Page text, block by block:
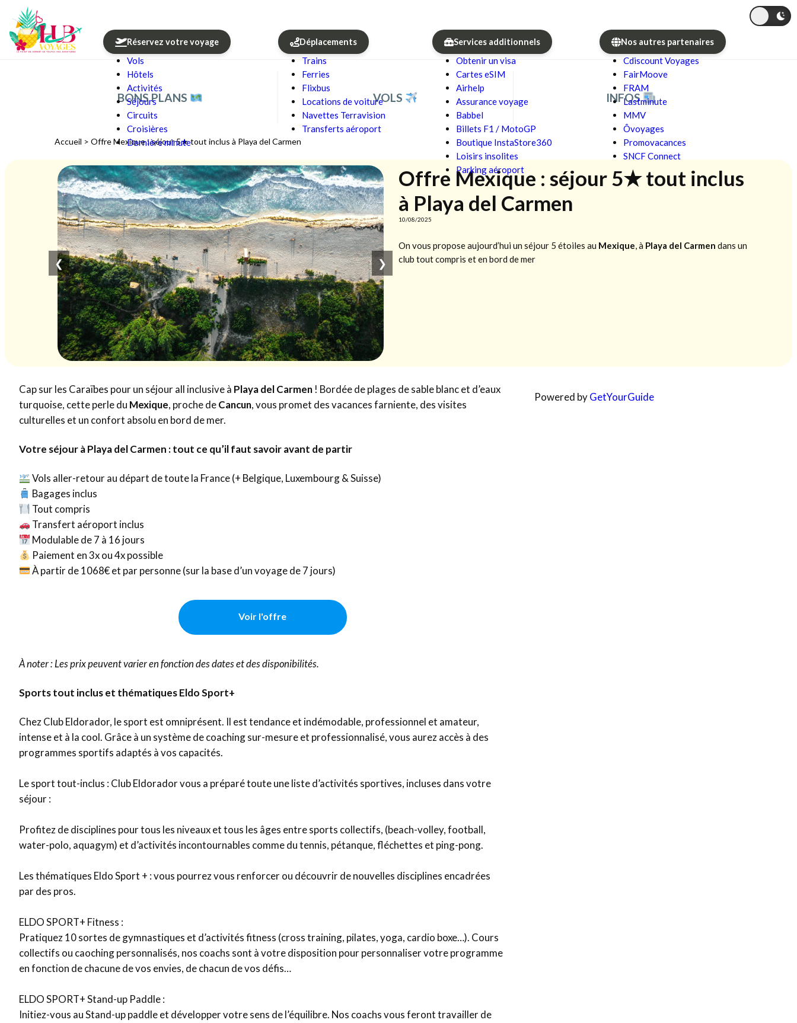
Réservez votre voyage
Vols
Hôtels
Activités
Séjours
Circuits
Croisières
Dernière minute
Déplacements
Trains
Ferries
Flixbus
Locations de voiture
Navettes Terravision
Transferts aéroport
Services additionnels
Obtenir un visa
Cartes eSIM
Airhelp
Assurance voyage
Babbel
Billets F1 / MotoGP
Boutique InstaStore360
Loisirs insolites
Parking aéroport
Nos autres partenaires
Cdiscount Voyages
FairMoove
FRAM
Lastminute
MMV
Ôvoyages
Promovacances
SNCF Connect
BONS PLANS VOLS INFOS
Accueil > Offre Mexique : séjour 5★ tout inclus à Playa del Carmen
❮ ❯
Offre Mexique : séjour 5★ tout inclus
à Playa del Carmen
10/08/2025
On vous propose aujourd’hui un séjour 5 étoiles au Mexique, à Playa del Carmen dans un
club tout compris et en bord de mer
Cap sur les Caraïbes pour un séjour all inclusive à Playa del Carmen ! Bordée de plages de sable blanc et d’eaux
turquoise, cette perle du Mexique, proche deCancun, vous promet des vacances farniente, des visites
culturelles et un confort absolu en bord de mer.
Votre séjour à Playa del Carmen : tout ce qu’il faut savoir avant de partir
Vols aller-retour au départ de toute la France (+ Belgique, Luxembourg & Suisse)
Bagages inclus
Tout compris
Transfert aéroport inclus
Modulable de 7 à 16 jours
Paiement en 3x ou 4x possible
À partir de 1068€ et par personne (sur la base d’un voyage de 7 jours)
Voir l'offre
À noter : Les prix peuvent varier en fonction des dates et des disponibilités.
Sports tout inclus et thématiques Eldo Sport+
Chez Club Eldorador, le sport est omniprésent. Il est tendance et indémodable, professionnel et amateur,
intense et à la cool. Grâce à un système de coaching sur-mesure et professionnalisé, vous aurez accès à des
programmes sportifs adaptés à vos capacités.
Le sport tout-inclus : Club Eldorador vous a préparé toute une liste d’activités sportives, incluses dans votre
séjour :
Profitez de disciplines pour tous les niveaux et tous les âges entre sports collectifs, (beach-volley, football,
water-polo, aquagym) et d’activités incontournables comme du tennis, pétanque, fléchettes et ping-pong.
Les thématiques Eldo Sport + : vous pourrez vous renforcer ou découvrir de nouvelles disciplines encadrées
par des pros.
ELDO SPORT+ Fitness :
Pratiquez 10 sortes de gymnastiques et d’activités fitness (cross training, pilates, yoga, cardio boxe…). Cours
collectifs ou caoching personnalisés, nos coachs sont à votre disposition pour personnaliser votre programme
en fonction de chacune de vos envies, de chacun de vos défis…
ELDO SPORT+ Stand-up Paddle :
Initiez-vous au Stand-up paddle et développer votre sens de l’équilibre. Nos coachs vous feront travailler de
Powered byGetYourGuide